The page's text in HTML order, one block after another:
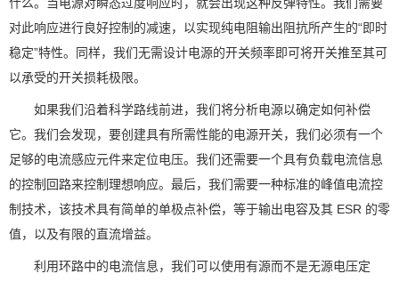
对此响应进行良好控制的减速，以实现纯电阻输出阻抗所产生的“即时
稳定”特性。同样，我们无需设计电源的开关频率即可将开关推至其可
以承受的开关损耗极限。
如果我们沿着科学路线前进，我们将分析电源以确定如何补偿
它。我们会发现，要创建具有所需性能的电源开关，我们必须有一个
足够的电流感应元件来定位电压。我们还需要一个具有负载电流信息
的控制回路来控制理想响应。最后，我们需要一种标准的峰值电流控
制技术，该技术具有简单的单极点补偿，等于输出电容及其 ESR 的零
值，以及有限的直流增益。
利用环路中的电流信息，我们可以使用有源而不是无源电压定